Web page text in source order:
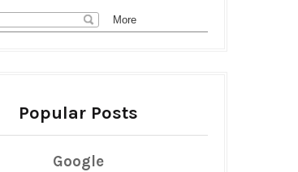
Popular Posts
Google